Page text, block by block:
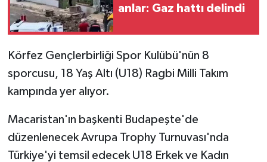
anlar: Gaz hattı delindi
Körfez Gençlerbirliği Spor Kulübü'nün 8
sporcusu, 18 Yaş Altı (U18) Ragbi Milli Takım
kampında yer alıyor.
Macaristan'ın başkenti Budapeşte'de
düzenlenecek Avrupa Trophy Turnuvası'nda
Türkiye'yi temsil edecek U18 Erkek ve Kadın